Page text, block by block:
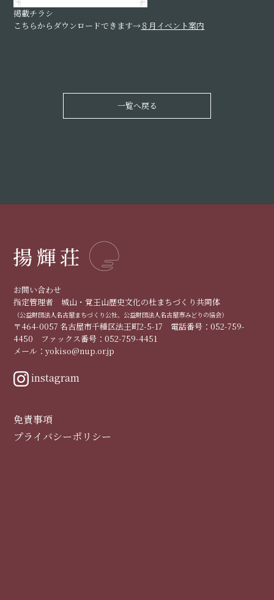
掲載チラシ
こちらからダウンロードできます→８月イベント案内
一覧へ戻る
お問い合わせ
指定管理者 城山・覚王山歴史文化の杜まちづくり共同体
（公益財団法人名古屋まちづくり公社、公益財団法人名古屋市みどりの協会）
〒464-0057 名古屋市千種区法王町2-5-17 電話番号：052-759-
4450 ファックス番号：052-759-4451
メール：yokiso@nup.or.jp
instagram
免責事項
プライバシーポリシー